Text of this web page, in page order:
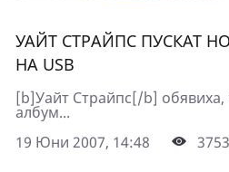
УАЙТ СТРАЙПС ПУСКАТ
НА USB
[b]Уайт Страйпс[/b] обявиха,
албум...
19 Юни 2007, 14:48
3753